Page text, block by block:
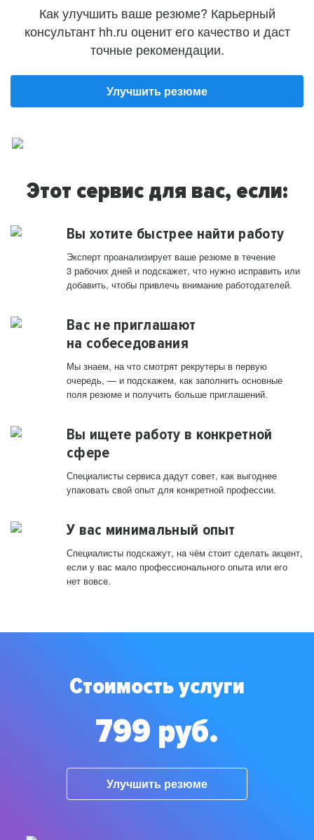
Как улучшить ваше резюме? Карьерный
консультант hh.ru оценит его качество и даст
точные рекомендации.
Улучшить резюме
Этот сервис для вас, если:
Вы хотите быстрее найти работу
Эксперт проанализирует ваше резюме в течение
3 рабочих дней и подскажет, что нужно исправить или
добавить, чтобы привлечь внимание работодателей.
Вас не приглашают
на собеседования
Мы знаем, на что смотрят рекрутеры в первую
очередь, — и подскажем, как заполнить основные
поля резюме и получить больше приглашений.
Вы ищете работу в конкретной
сфере
Специалисты сервиса дадут совет, как выгоднее
упаковать свой опыт для конкретной профессии.
У вас минимальный опыт
Специалисты подскажут, на чём стоит сделать акцент,
если у вас мало профессионального опыта или его
нет вовсе.
Стоимость услуги
799 руб.
Улучшить резюме